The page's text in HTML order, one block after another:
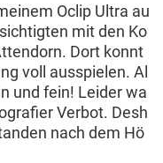
Oclip Ultra au
mit den Ko
Dort konnt
voll ausspielen. Al
und fein! Leider wa
Verbot. Desh
nach dem Hö